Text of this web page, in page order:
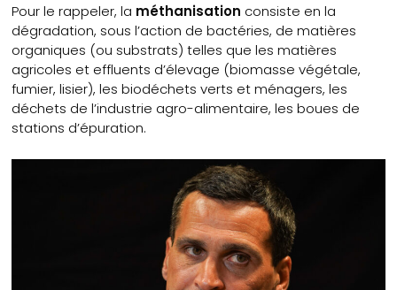
Pour le rappeler, la méthanisation consiste en la
dégradation, sous l’action de bactéries, de matières
organiques (ou substrats) telles que les matières
agricoles et effluents d’élevage (biomasse végétale,
fumier, lisier), les biodéchets verts et ménagers, les
déchets de l’industrie agro-alimentaire, les boues de
stations d’épuration.